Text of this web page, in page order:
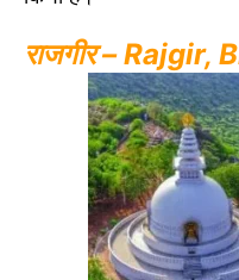
राजगीर – Rajgir,